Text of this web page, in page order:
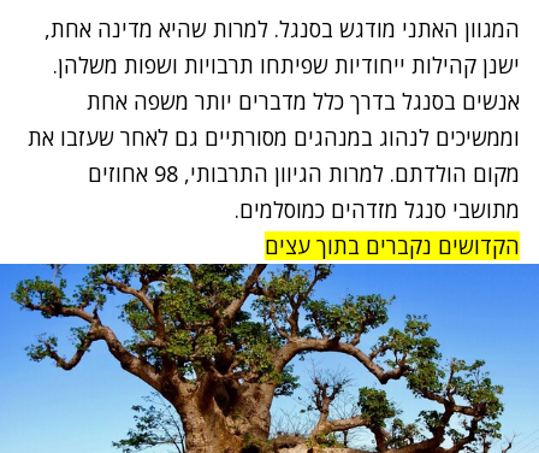
המגוון האתני מודגש בסנגל. למרות שהיא מדינה אחת,
ישנן קהילות ייחודיות שפיתחו תרבויות ושפות משלהן.
אנשים בסנגל בדרך כלל מדברים יותר משפה אחת
וממשיכים לנהוג במנהגים מסורתיים גם לאחר שעזבו את
מקום הולדתם. למרות הגיוון התרבותי, 98 אחוזים
מתושבי סנגל מזדהים כמוסלמים.
הקדושים נקברים בתוך עצים